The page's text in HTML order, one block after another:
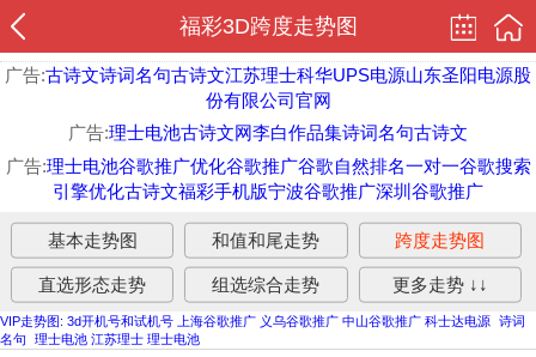
福彩3D跨度走势图
广告:古诗文诗词名句古诗文江苏理士科华UPS电源山东圣阳电源股
份有限公司官网
广告:理士电池古诗文网李白作品集诗词名句古诗文
广告:理士电池谷歌推广优化谷歌推广谷歌自然排名一对一谷歌搜索
引擎优化古诗文福彩手机版宁波谷歌推广深圳谷歌推广
基本走势图 和值和尾走势 跨度走势图
直选形态走势 组选综合走势 更多走势 ↓↓
VIP走势图: 3d开机号和试机号 上海谷歌推广 义乌谷歌推广 中山谷歌推广 科士达电源 诗词
名句
理士电池 江苏理士 理士电池